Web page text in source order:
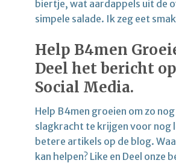
biertje, wat aardappels uit de
simpele salade. Ik zeg eet
Help B4men
Deel het bericht
Social Media.
Help B4men groeien om zo
slagkracht te krijgen voor nog
betere artikels op de blog.
kan helpen? Like en Deel onze